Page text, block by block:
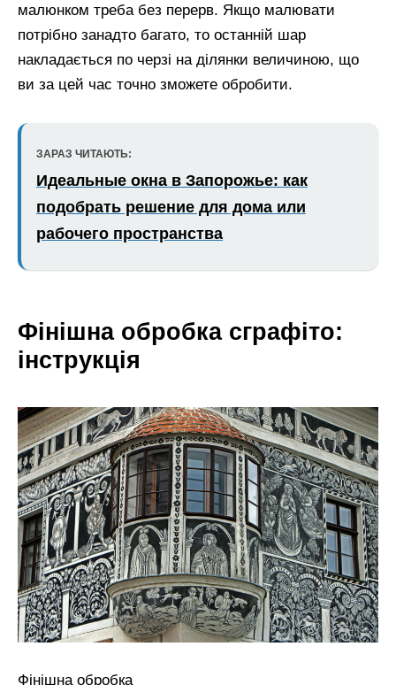
малюнком треба без перерв. Якщо малювати
потрібно занадто багато, то останній шар
накладається по черзі на ділянки величиною, що
ви за цей час точно зможете обробити.
ЗАРАЗ ЧИТАЮТЬ:
Идеальные окна в Запорожье: как
подобрать решение для дома или
рабочего пространства
Фінішна обробка сграфіто:
інструкція
Фінішна обробка